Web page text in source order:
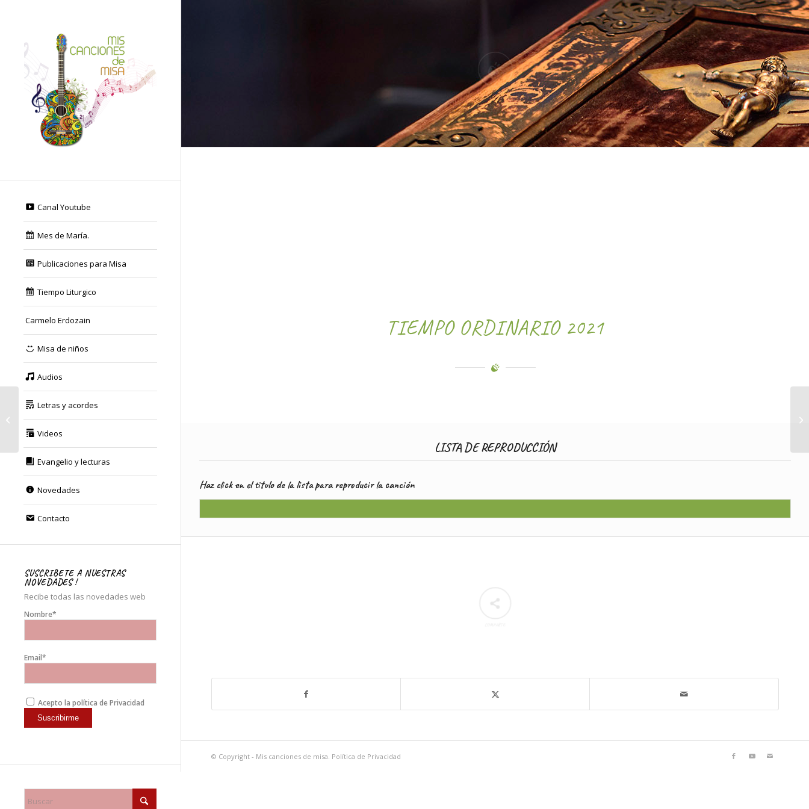
Canal Youtube
Mes de María.
Publicaciones para Misa
Tiempo Liturgico
Carmelo Erdozain
Misa de niños
Audios
Letras y acordes
Videos
Evangelio y lecturas
Novedades
Contacto
SUSCRIBETE A NUESTRAS
NOVEDADES !
Recibe todas las novedades web
Nombre*
Email*
Acepto la política de Privacidad
AUDIOS
TIEMPO ORDINARIO 2021
LISTA DE REPRODUCCIÓN
Haz click en el titulo de la lista para reproducir la canción
© Copyright - Mis canciones de misa. Política de Privacidad
Letras y acordes.
«Tiempo Ordinario»
2021